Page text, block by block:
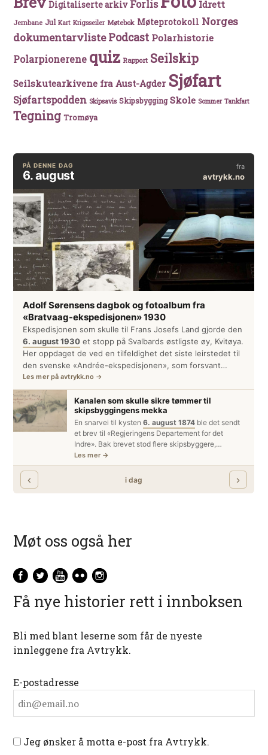
Digitaliserte arkiv Forlis Idrett
Jernbane Jul Kart Krigsseiler Møtebok Møteprotokoll Norges
dokumentarvlistePodcast Polarhistorie
Polarpionerene quiz Rapport Seilskip
Seilskutearkivene fra Aust-Agder Sjøfart
Sjøfartspodden Skipsavis Skipsbygging Skole Sommer Tankfart
Tegning Tromøya
Møt oss også her
Få nye historier rett i innboksen
Bli med blant leserne som får de nyeste
innleggene fra Avtrykk.
E-postadresse
Jeg ønsker å motta e-post fra Avtrykk.